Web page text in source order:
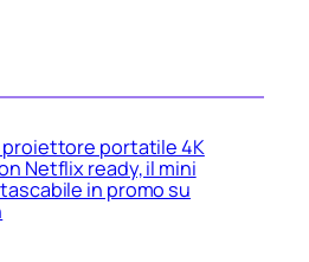
proiettore portatile 4K
Netflix ready, il mini
in promo su